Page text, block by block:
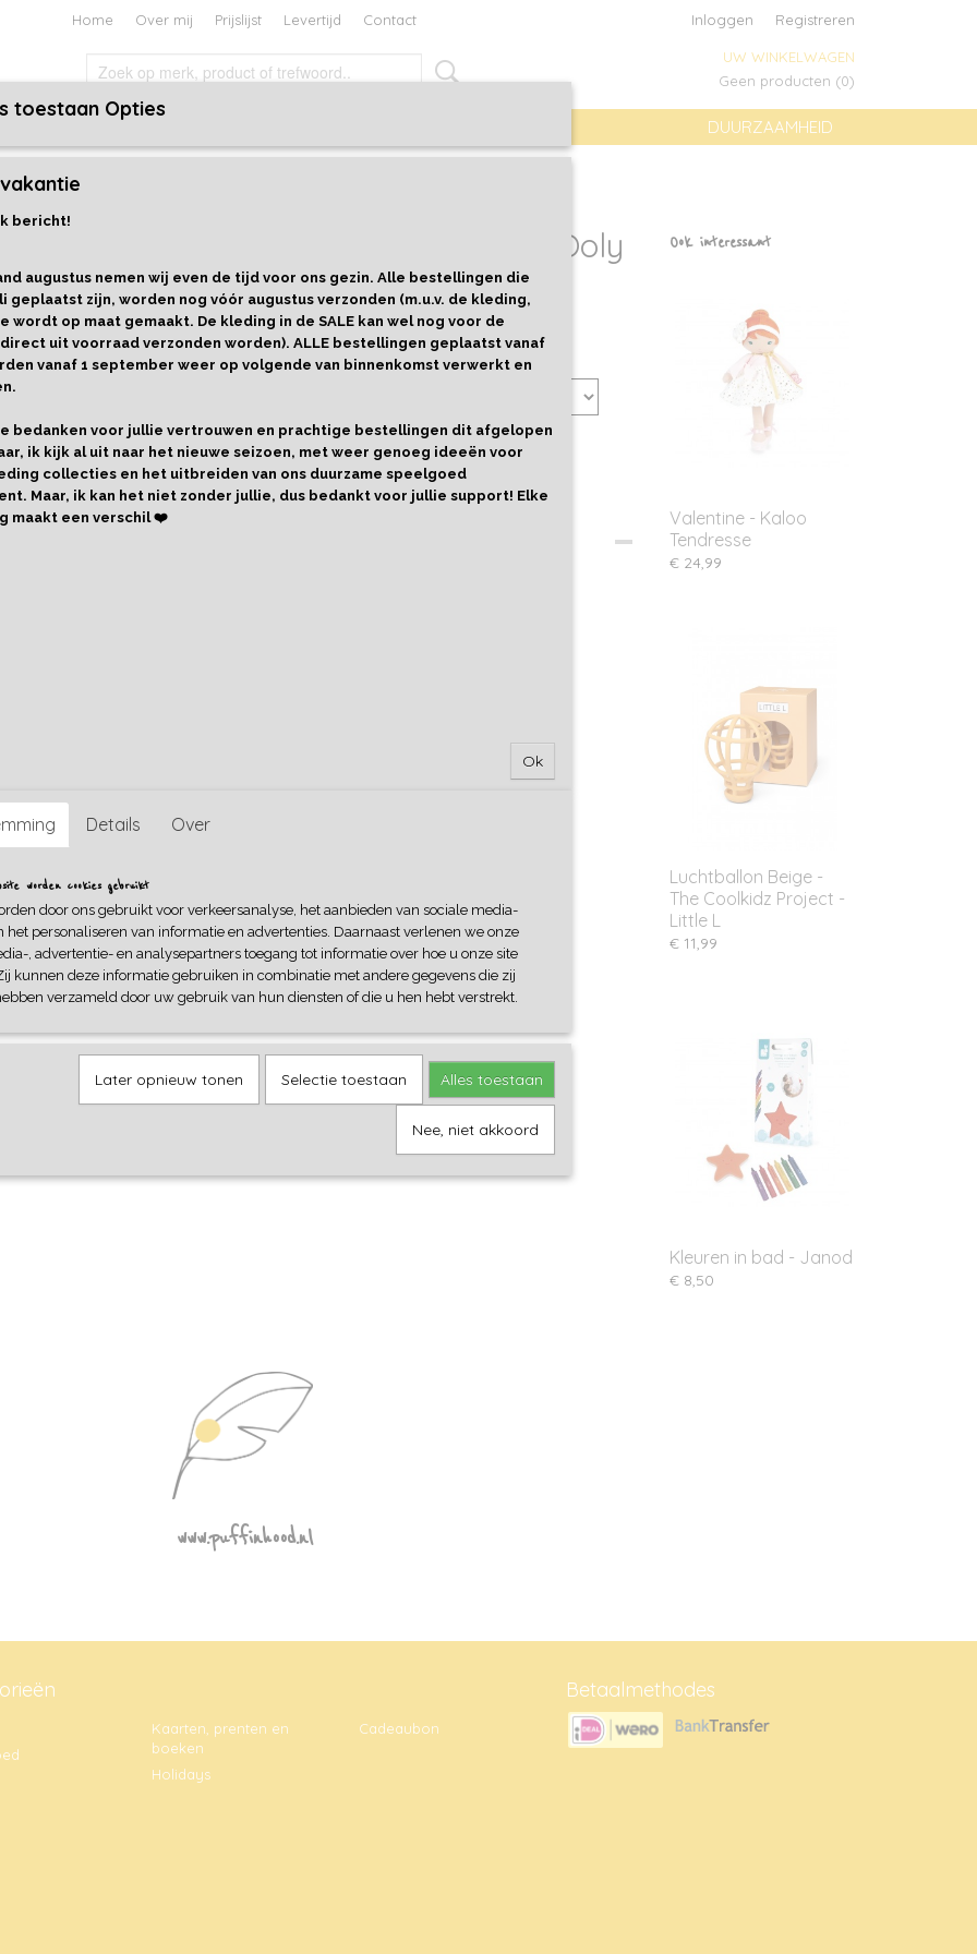
Home Over mij Prijslijst Levertijd Contact Inloggen Registreren
UW WINKELWAGEN
Geen producten (0)
DUURZAAMHEID
EN BOEKEN
Café - Ooly
Note Pals Sticky Tabs - Cat Café - Ooly
€ 2,99
Levertijd 1-3 werkdagen
Cadeaupapier Aantal
IN WINKELWAGEN
Ook interessant
Valentine - Kaloo
Tendresse
€ 24,99
Luchtballon Beige -
The Coolkidz Project -
Little L
€ 11,99
Kleuren in bad - Janod
€ 8,50
www.puffinhood.nl
Kaarten, prenten en
boeken
Holidays
Cadeaubon
Betaalmethodes
toestaan Opties
bericht!
augustus nemen wij even de tijd voor ons gezin. Alle bestellingen die
geplaatst zijn, worden nog vóór augustus verzonden (m.u.v. de kleding,
wordt op maat gemaakt. De kleding in de SALE kan wel nog voor de
uit voorraad verzonden worden). ALLE bestellingen geplaatst vanaf
vanaf 1 september weer op volgende van binnenkomst verwerkt en
bedanken voor jullie vertrouwen en prachtige bestellingen dit afgelopen
ik kijk al uit naar het nieuwe seizoen, met weer genoeg ideeën voor
collecties en het uitbreiden van ons duurzame speelgoed
Maar, ik kan het niet zonder jullie, dus bedankt voor jullie support! Elke
maakt een verschil ❤️
Ok
Details Over
worden cookies gebruikt
door ons gebruikt voor verkeersanalyse, het aanbieden van sociale media-
het personaliseren van informatie en advertenties. Daarnaast verlenen we onze
, advertentie- en analysepartners toegang tot informatie over hoe u onze site
kunnen deze informatie gebruiken in combinatie met andere gegevens die zij
verzameld door uw gebruik van hun diensten of die u hen hebt verstrekt.
Later opnieuw tonen Selectie toestaan Alles toestaan
Nee, niet akkoord